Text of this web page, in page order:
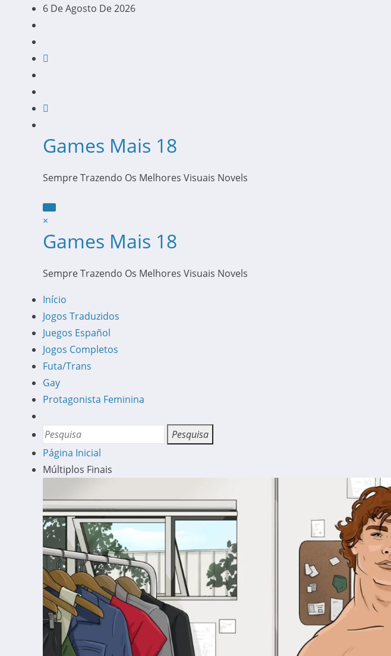
Pular
Conteúdo
6 De Agosto De 2026
Games Mais 18
Sempre Trazendo Os Melhores Visuais Novels
×
Games Mais 18
Sempre Trazendo Os Melhores Visuais Novels
Início
Jogos Traduzidos
Juegos Español
Jogos Completos
Futa/Trans
Gay
Protagonista Feminina
Página Inicial
Múltiplos Finais